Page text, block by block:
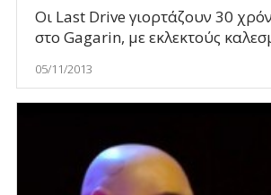
Οι Last Drive γιορτάζουν 30
στο Gagarin, με εκλεκτούς
05/11/2013